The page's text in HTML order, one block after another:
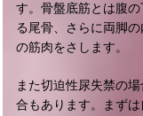
す。骨盤底筋とは腹
る尾骨、さらに両脚
の筋肉をさします。
また切迫性尿失禁の
合もあります。まず